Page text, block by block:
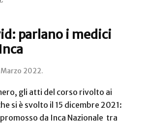
parlano i medici
Marzo 2022.
gli atti del corso rivolto ai
si è svolto il 15 dicembre 2021:
da Inca Nazionale tra